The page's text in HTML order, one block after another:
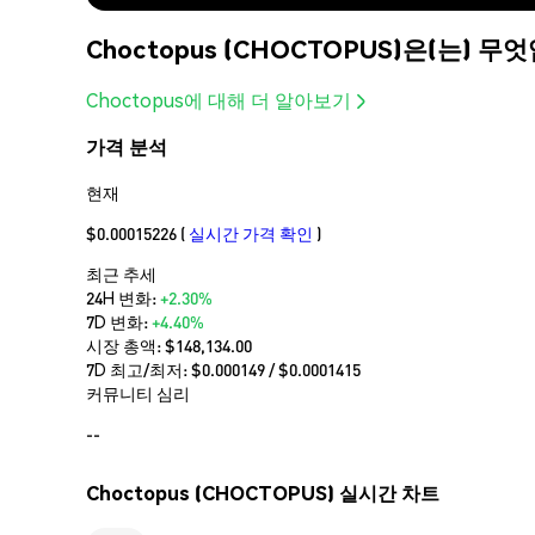
Choctopus (CHOCTOPUS)은(는) 무엇
Choctopus에 대해 더 알아보기
가격 분석
현재
$0.00015226 ( 실시간 가격 확인 )
최근 추세
24H 변화:+2.30%
7D 변화:+4.40%
시장 총액:$148,134.00
7D 최고/최저: $0.000149/ $0.0001415
커뮤니티 심리
--
Choctopus (CHOCTOPUS) 실시간 차트